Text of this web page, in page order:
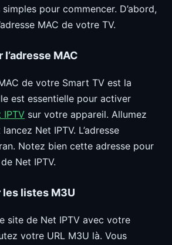
pour commencer. D’abord,
MAC de votre TV.
MAC
de votre Smart TV est la
est essentielle pour activer
IPTV sur votre appareil. Allumez
Net IPTV. L’adresse
Notez bien cette adresse pour
Net IPTV.
listes M3U
site de Net IPTV avec votre
votre URL M3U là. Vous